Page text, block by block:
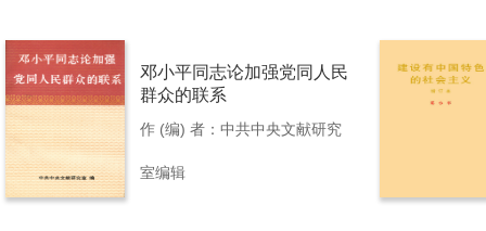
邓小平同志论加强党同人民
群众的联系
作 (编) 者：中共中央文献研究
室编辑